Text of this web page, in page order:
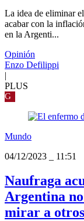
La idea de eliminar
acabar con la
en la Argenti...
Opinión
Enzo Defilippi
|
PLUS
G
Mundo
04/12/2023
11:51
Naufraga
Argentina
mirar a